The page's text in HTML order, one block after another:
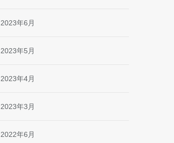
2023年6月
2023年5月
2023年4月
2023年3月
2022年6月